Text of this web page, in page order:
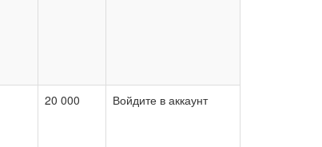
20 000 Войдите в аккаунт